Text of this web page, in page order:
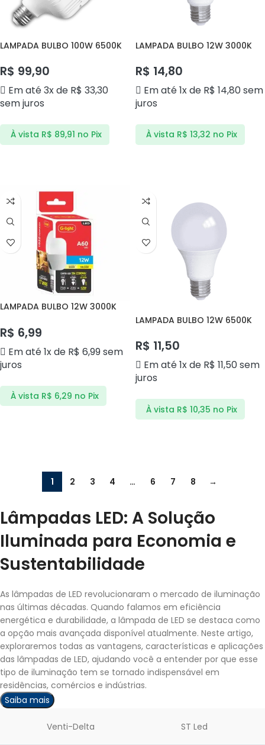
LAMPADA BULBO 100W 6500K
R$ 99,90
Em até 3x de R$ 33,30
sem juros
À vista R$ 89,91 no Pix
LAMPADA BULBO 12W 3000K
R$ 14,80
Em até 1x de R$ 14,80sem
juros
À vista R$ 13,32 no Pix
LAMPADA BULBO 12W 3000K
R$ 6,99
Em até 1x de R$ 6,99sem
juros
À vista R$ 6,29 no Pix
LAMPADA BULBO 12W 6500K
R$ 11,50
Em até 1x de R$ 11,50sem
juros
À vista R$ 10,35 no Pix
1 2 3 4 … 6 7 8 →
Lâmpadas LED: A Solução
Iluminada para Economia e
Sustentabilidade
As lâmpadas de LED revolucionaram o mercado de iluminação
nas últimas décadas. Quando falamos em eficiência
energética e durabilidade, a lâmpada de LED se destaca como
a opção mais avançada disponível atualmente. Neste artigo,
exploraremos todas as vantagens, características e aplicações
das lâmpadas de LED, ajudando você a entender por que esse
tipo de iluminação tem se tornado indispensável em
residências, comércios e indústrias.
Saiba mais
Venti-Delta ST Led